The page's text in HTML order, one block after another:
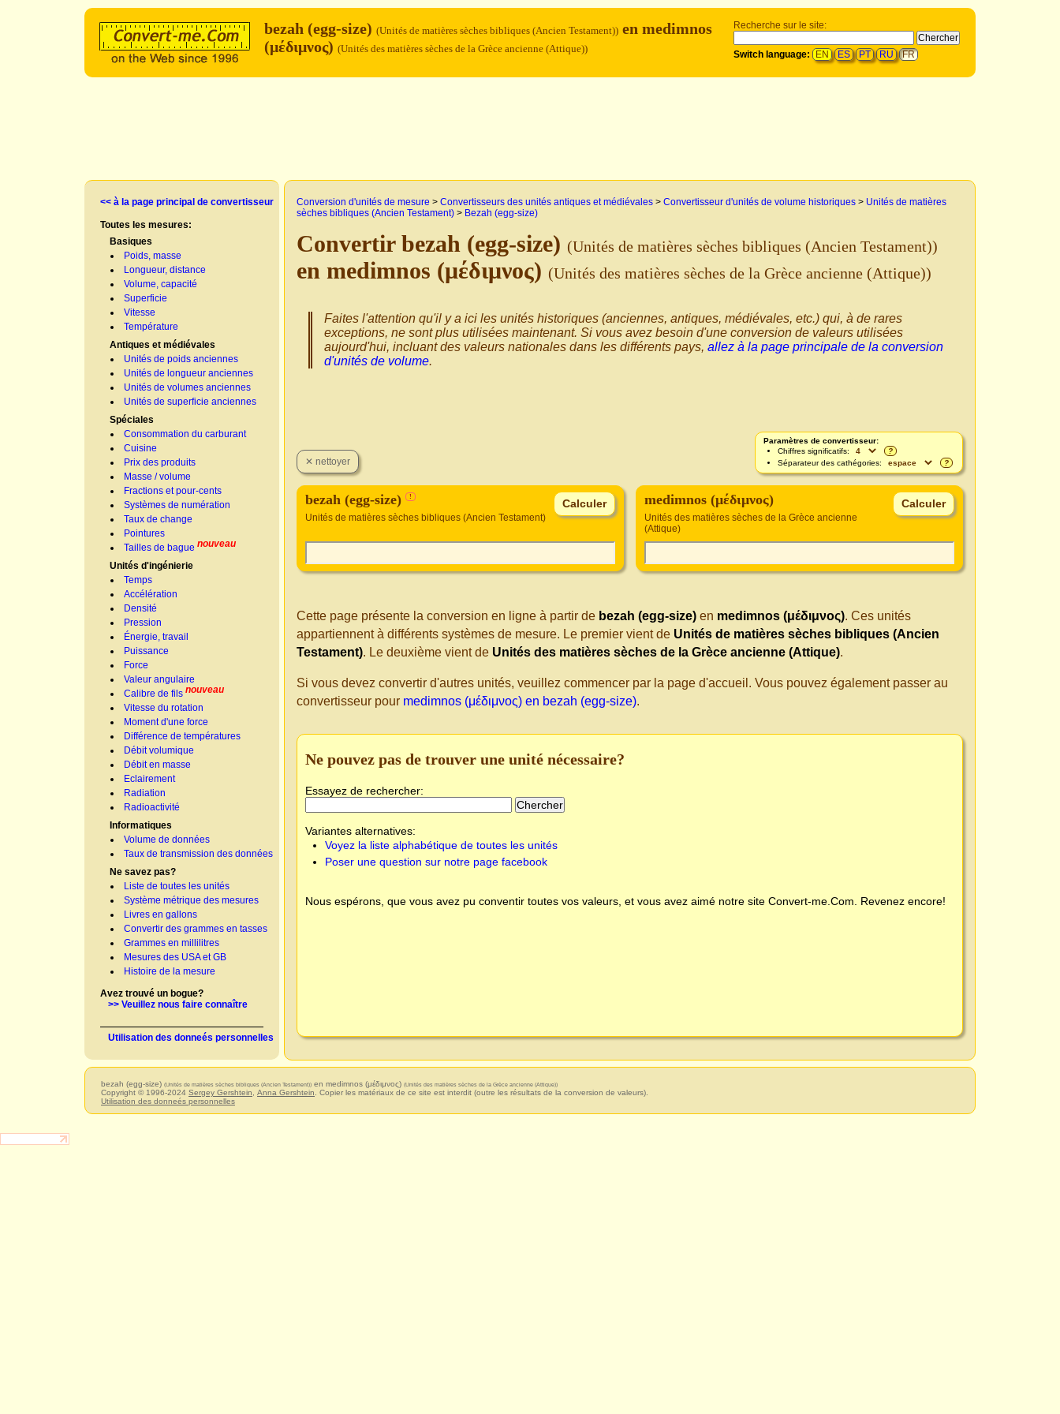
Recherche sur le site:
Switch language: EN ES PT RU FR
bezah (egg-size) (Unités de matières sèches bibliques (Ancien Testament)) en medimnos
(μέδιμνος) (Unités des matières sèches de la Grèce ancienne (Attique))
<< à la page principal de convertisseur
Toutes les mesures:
Basiques
Poids, masse
Longueur, distance
Volume, capacité
Superficie
Vitesse
Température
Antiques et médiévales
Unités de poids anciennes
Unités de longueur anciennes
Unités de volumes anciennes
Unités de superficie anciennes
Spéciales
Consommation du carburant
Cuisine
Prix des produits
Masse / volume
Fractions et pour-cents
Systèmes de numération
Taux de change
Pointures
Tailles de bague nouveau
Unités d'ingénierie
Temps
Accélération
Densité
Pression
Énergie, travail
Puissance
Force
Valeur angulaire
Calibre de fils nouveau
Vitesse du rotation
Moment d'une force
Différence de températures
Débit volumique
Débit en masse
Eclairement
Radiation
Radioactivité
Informatiques
Volume de données
Taux de transmission des données
Ne savez pas?
Liste de toutes les unités
Système métrique des mesures
Livres en gallons
Convertir des grammes en tasses
Grammes en millilitres
Mesures des USA et GB
Histoire de la mesure
Avez trouvé un bogue?
>> Veuillez nous faire connaître
Utilisation des donneés personnelles
Conversion d'unités de mesure > Convertisseurs des unités antiques et médiévales > Convertisseur d'unités de volume historiques > Unités de matières
sèches bibliques (Ancien Testament) > Bezah (egg-size)
Convertir bezah (egg-size) (Unités de matières sèches bibliques (Ancien Testament))
en medimnos (μέδιμνος) (Unités des matières sèches de la Grèce ancienne (Attique))
Faites l'attention qu'il y a ici les unités historiques (anciennes, antiques, médiévales, etc.) qui, à de rares
exceptions, ne sont plus utilisées maintenant. Si vous avez besoin d'une conversion de valeurs utilisées
aujourd'hui, incluant des valeurs nationales dans les différents pays, allez à la page principale de la conversion
d'unités de volume.
Paramètres de convertisseur:
Chiffres significatifs:
?
Séparateur des cathégories:
?
bezah (egg-size) !
Unités de matières sèches bibliques (Ancien Testament)
medimnos (μέδιμνος)
Unités des matières sèches de la Grèce ancienne
(Attique)
Cette page présente la conversion en ligne à partir de bezah (egg-size) en medimnos (μέδιμνος). Ces unités
appartiennent à différents systèmes de mesure. Le premier vient de Unités de matières sèches bibliques (Ancien
Testament). Le deuxième vient de Unités des matières sèches de la Grèce ancienne (Attique).
Si vous devez convertir d'autres unités, veuillez commencer par la page d'accueil. Vous pouvez également passer au
convertisseur pour medimnos (μέδιμνος) en bezah (egg-size).
Ne pouvez pas de trouver une unité nécessaire?
Essayez de rechercher:
Variantes alternatives:
Voyez la liste alphabétique de toutes les unités
Poser une question sur notre page facebook
Nous espérons, que vous avez pu conventir toutes vos valeurs, et vous avez aimé notre site Convert-me.Com . Revenez encore!
bezah (egg-size) (Unités de matières sèches bibliques (Ancien Testament)) en medimnos (μέδιμνος) (Unités des matières sèches de la Grèce ancienne (Attique))
Copyright © 1996-2024 Sergey Gershtein Anna Gershtein . Copier les matériaux de ce site est interdit (outre les résultats de la conversion de valeurs).
Utilisation des donneés personnelles